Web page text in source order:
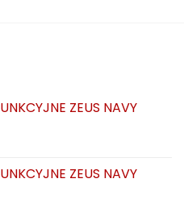
stronie
ZEUS NAVY
ZEUS NAVY